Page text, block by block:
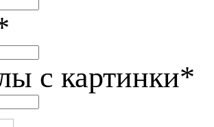
с картинки*